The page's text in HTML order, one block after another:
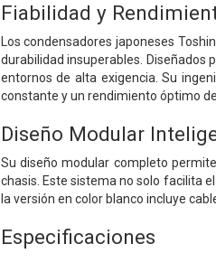
Fiabilidad y
Los condensadores japoneses
durabilidad insuperables. Diseñados
entornos de alta exigencia. Su
constante y un rendimiento óptimo
Diseño Modular
Su diseño modular completo
chasis. Este sistema no solo facilita
la versión en color blanco incluye
Especificaciones